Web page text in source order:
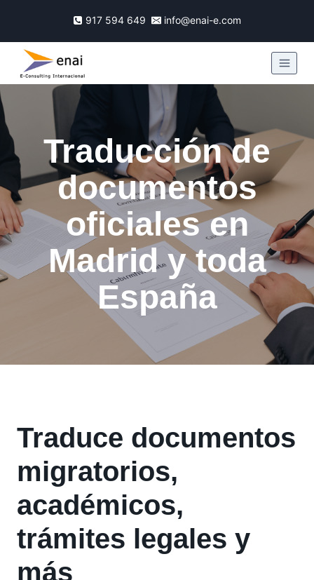
917 594 649 info@enai-e.com
Traducción de
documentos
oficiales en
Madrid y toda
España
Traduce documentos
migratorios,
académicos,
trámites legales y
más